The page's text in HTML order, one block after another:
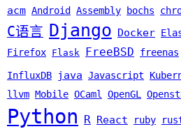
acm Android Assembly bochs
C语言 Django Docker
Firefox Flask FreeBSD freenas
InfluxDB java Javascript
llvm Mobile OCaml OpenGL
Python R React ruby